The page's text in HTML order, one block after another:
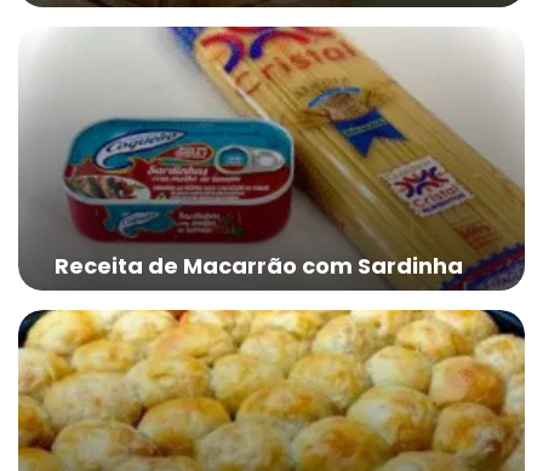
Receita de Macarrão com Sardinha